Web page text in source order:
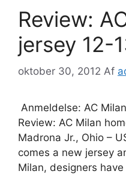
Review:
jersey 12-
oktober 30, 2012 Af
Anmeldelse: AC
Review: AC Milan
Madrona Jr., Ohio –
comes a new jersey
Milan, designers